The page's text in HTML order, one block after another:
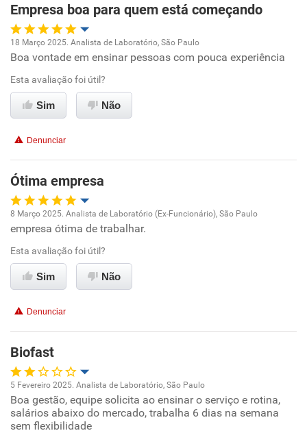
Recomenda esta empresa
Recomenda a diretoria
Empresa boa para quem está começando
Oportunidade de promoção
Ambiente de trabalho
Benefícios
Recomenda esta empresa
Recomenda a diretoria
18 Março 2025. Analista de Laboratório, São Paulo
Boa vontade em ensinar pessoas com pouca experiência
Esta avaliação foi útil?
Sim Não
Denunciar
Ótima empresa
Oportunidade de promoção
Ambiente de trabalho
Benefícios
Recomenda esta empresa
Recomenda a diretoria
8 Março 2025. Analista de Laboratório (Ex-Funcionário), São Paulo
empresa ótima de trabalhar.
Esta avaliação foi útil?
Sim Não
Denunciar
Biofast
Oportunidade de promoção
5 Fevereiro 2025. Analista de Laboratório, São Paulo
Boa gestão, equipe solicita ao ensinar o serviço e rotina,
salários abaixo do mercado, trabalha 6 dias na semana
sem flexibilidade